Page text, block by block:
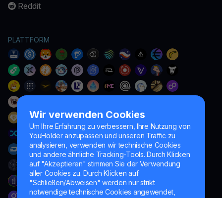
Wir verwenden Cookies
Um Ihre Erfahrung zu verbessern, Ihre Nutzung von
YouHolder anzupassen und unseren Traffic zu
analysieren, verwenden wir technische Cookies
und andere ähnliche Tracking-Tools. Durch Klicken
auf "Akzeptieren" stimmen Sie der Verwendung
aller Cookies zu. Durch Klicken auf
"Schließen/Abweisen" werden nur strikt
notwendige technische Cookies angewendet,
Reddit
PLATTFORM